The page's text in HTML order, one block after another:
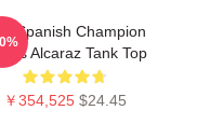
Spanish Champion
Alcaraz Tank Top
￥354,525 $24.45